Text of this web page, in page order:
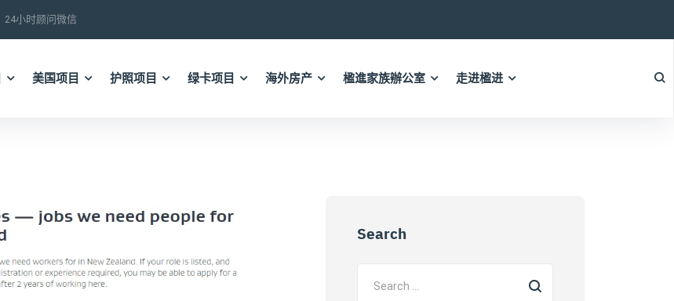
24小时顾问微信
美国项目 护照项目 绿卡项目 海外房产 楹進家族辦公室 走进楹进
Search